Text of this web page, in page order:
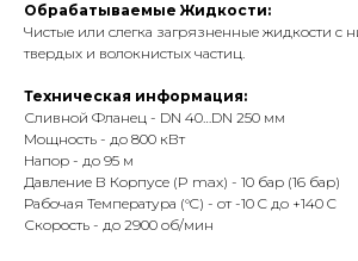
Обрабатываемые Жидкости:
Чистые или слегка загрязненные жидкости с
твердых и волокнистых частиц.
Техническая информация:
Сливной Фланец - DN 40…DN 250 мм
Мощность - до 800 кВт
Напор - до 95 м
Давление В Корпусе (P max) - 10 бар (16 бар)
Рабочая Температура (°C) - от -10 C до +140 C
Скорость - до 2900 об/мин